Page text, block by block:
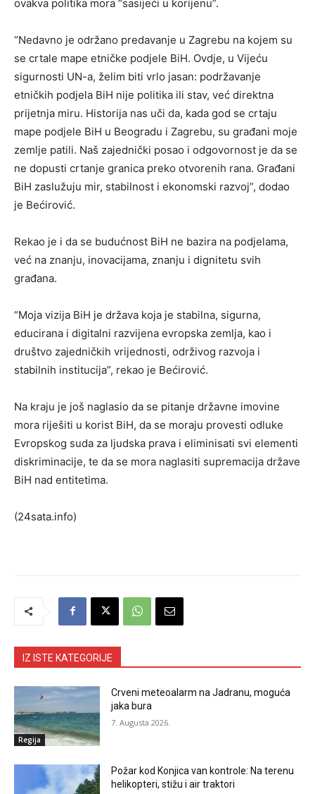
ovakva politika mora “sasijeći u korijenu”.
“Nedavno je održano predavanje u Zagrebu na kojem su
se crtale mape etničke podjele BiH. Ovdje, u Vijeću
sigurnosti UN-a, želim biti vrlo jasan: podržavanje
etničkih podjela BiH nije politika ili stav, već direktna
prijetnja miru. Historija nas uči da, kada god se crtaju
mape podjele BiH u Beogradu i Zagrebu, su građani moje
zemlje patili. Naš zajednički posao i odgovornost je da se
ne dopusti crtanje granica preko otvorenih rana. Građani
BiH zaslužuju mir, stabilnost i ekonomski razvoj”, dodao
je Bećirović.
Rekao je i da se budućnost BiH ne bazira na podjelama,
već na znanju, inovacijama, znanju i dignitetu svih
građana.
“Moja vizija BiH je država koja je stabilna, sigurna,
educirana i digitalni razvijena evropska zemlja, kao i
društvo zajedničkih vrijednosti, održivog razvoja i
stabilnih institucija”, rekao je Bećirović.
Na kraju je još naglasio da se pitanje državne imovine
mora riješiti u korist BiH, da se moraju provesti odluke
Evropskog suda za ljudska prava i eliminisati svi elementi
diskriminacije, te da se mora naglasiti supremacija države
BiH nad entitetima.
(24sata.info)
IZ ISTE KATEGORIJE
Regija
Crveni meteoalarm na Jadranu, moguća
jaka bura
7. Augusta 2026.
Požar kod Konjica van kontrole: Na terenu
helikopteri, stižu i air traktori